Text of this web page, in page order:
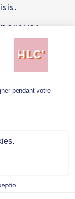
vos
élément
succès de
d’influence
à votre
meilleures
de vos